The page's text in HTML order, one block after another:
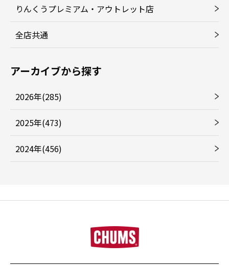
りんくうプレミアム・アウトレット店
全店共通
アーカイブから探す
2026年(285)
2025年(473)
2024年(456)